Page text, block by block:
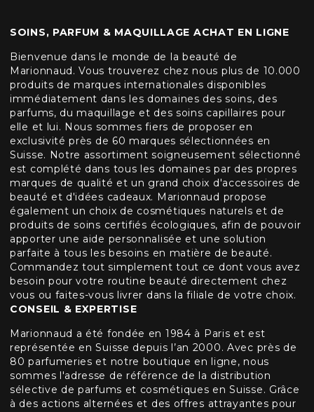
SOINS, PARFUM & MAQUILLAGE ACHAT EN LIGNE
Bienvenue dans le monde de la beauté de
Marionnaud. Vous trouverez chez nous plus de 10.000
produits de marques internationales disponibles
immédiatement dans les domaines des soins, des
parfums, du maquillage et des soins capillaires pour
elle et lui. Nous sommes fiers de proposer en
exclusivité près de 60 marques sélectionnées en
Suisse. Notre assortiment soigneusement sélectionné
est complété dans tous les domaines par des propres
marques de qualité et un grand choix d'accessoires de
beauté et d'idées cadeaux. Marionnaud propose
également un choix de cosmétiques naturels et de
produits de soins certifiés écologiques, afin de pouvoir
apporter une aide personnalisée et une solution
parfaite à tous les besoins en matière de beauté.
Commandez tout simplement tout ce dont vous avez
besoin pour votre routine beauté directement chez
vous ou faites-vous livrer dans la filiale de votre choix.
CONSEIL & EXPERTISE
Marionnaud a été fondée en 1984 à Paris et est
représentée en Suisse depuis l’an 2000. Avec près de
80 parfumeries et notre boutique en ligne, nous
sommes l'adresse de référence de la distribution
sélective de parfums et cosmétiques en Suisse. Grâce
à des actions alternées et des offres attrayantes pour